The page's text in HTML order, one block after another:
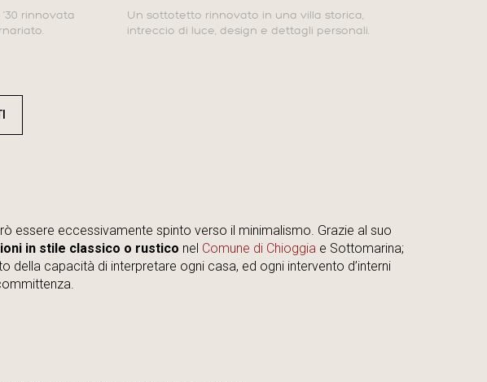
rinnovata
Un sottotetto rinnovato in una villa storica,
intreccio di luce, design e dettagli personali.
essere eccessivamente spinto verso il minimalismo. Grazie al suo
in stile classico o rustico nel Comune di Chioggia e Sottomarina;
della capacità di interpretare ogni casa, ed ogni intervento d’interni